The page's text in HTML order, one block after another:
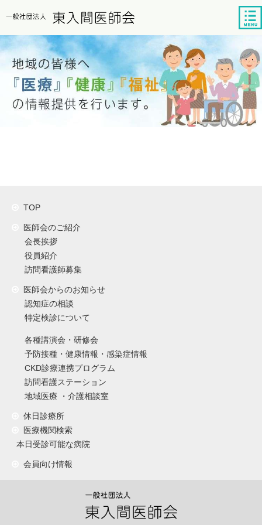
TOP
医師会のご紹介
会長挨拶
役員紹介
訪問看護師募集
医師会からのお知らせ
認知症の相談
特定検診について
各種講演会・研修会
予防接種・健康情報・感染症情報
CKD診療連携プログラム
訪問看護ステーション
地域医療 ・介護相談室
休日診療所
医療機関検索
本日受診可能な病院
会員向け情報